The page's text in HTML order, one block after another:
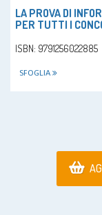
LA PROVA DI
PER TUTTI I
ISBN: 9791256022885
SFOGLIA